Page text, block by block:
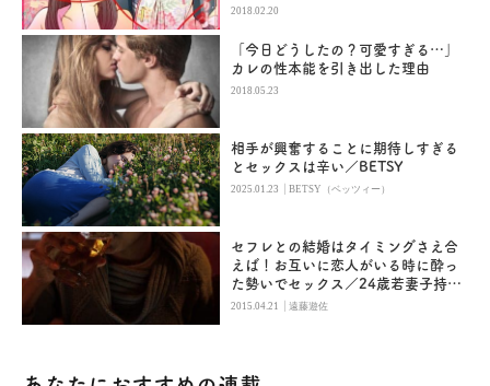
2018.02.20
「今日どうしたの？可愛すぎる…」
カレの性本能を引き出した理由
2018.05.23
相手が興奮することに期待しすぎる
とセックスは辛い／BETSY
2025.01.23 |BETSY（ベッツィー）
セフレとの結婚はタイミングさえ合
えば！お互いに恋人がいる時に酔っ
た勢いでセックス／24歳若妻子持ち
（3）
2015.04.21 |遠藤遊佐